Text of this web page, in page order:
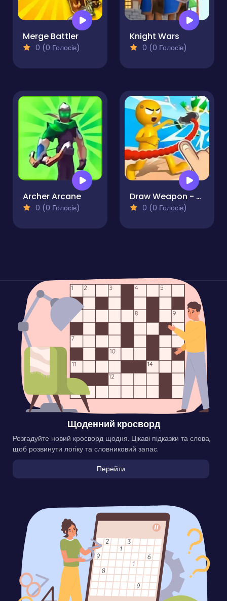
Merge Battler
0 (0 Голосів)
Knight Wars
0 (0 Голосів)
Archer Arcane
0 (0 Голосів)
Draw Weapon - Fight Party
0 (0 Голосів)
Щоденний кросворд
Розгадуйте новий кросворд щодня. Цікаві підказки та слова,
щоб розвинути логіку та словниковий запас.
Перейти